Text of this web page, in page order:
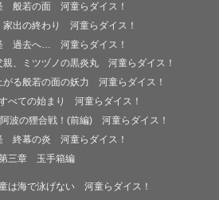
般若の面 河童らダイス！
出の終わり 河童らダイス！
過去へ… 河童らダイス！
、ミツヅノの黒炎丸 河童らダイス！
る般若の面の妖力 河童らダイス！
べての始まり 河童らダイス！
波の狸合戦！(前編) 河童らダイス！
終幕の炎 河童らダイス！
三章 玉手箱編
は海で泳げない 河童らダイス！